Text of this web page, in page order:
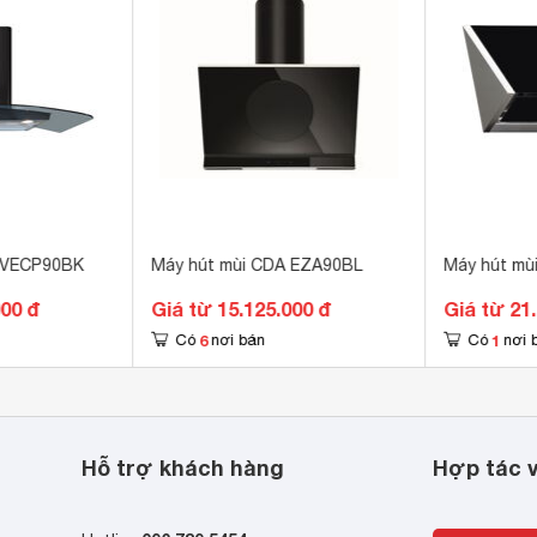
đ
Máy hút mùi CDA EZA90BL
Giá từ 15.125.000 đ
Có 6 nơi bán
Máy hút
Giá từ
Có 1 nơi
Hỗ trợ khách hàng Hợp tác